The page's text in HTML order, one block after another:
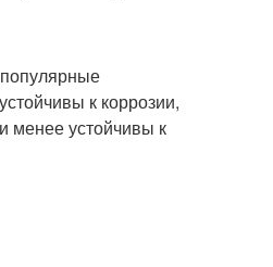
к коррозии,
менее устойчивы к